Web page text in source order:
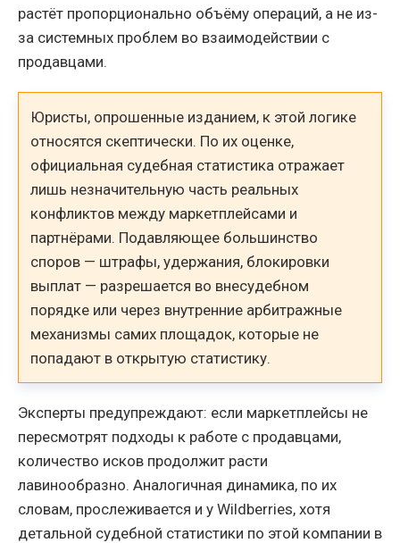
растёт пропорционально объёму операций, а не из-
за системных проблем во взаимодействии с
продавцами.
Юристы, опрошенные изданием, к этой логике
относятся скептически. По их оценке,
официальная судебная статистика отражает
лишь незначительную часть реальных
конфликтов между маркетплейсами и
партнёрами. Подавляющее большинство
споров — штрафы, удержания, блокировки
выплат — разрешается во внесудебном
порядке или через внутренние арбитражные
механизмы самих площадок, которые не
попадают в открытую статистику.
Эксперты предупреждают: если маркетплейсы не
пересмотрят подходы к работе с продавцами,
количество исков продолжит расти
лавинообразно. Аналогичная динамика, по их
словам, прослеживается и у Wildberries, хотя
детальной судебной статистики по этой компании в